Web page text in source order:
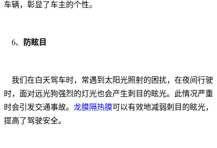
车辆，彰显了车主的个性。
6、 防眩目
我们在白天驾车时，常遇到太阳光照射的困扰，在夜间行驶
时，面对远光狗强烈的灯光也会产生刺目的眩光。此情况严重
时会引发交通事故。 龙膜隔热膜可以有效地减弱刺目的眩光，
提高了驾驶安全。